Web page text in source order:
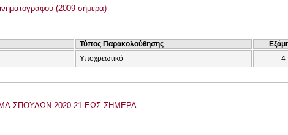
(2009-σήμερα)
Τύπος Παρακολούθησης
Υποχρεωτικό 4
ΣΠΟΥΔΩΝ 2020-21 ΕΩΣ ΣΗΜΕΡΑ